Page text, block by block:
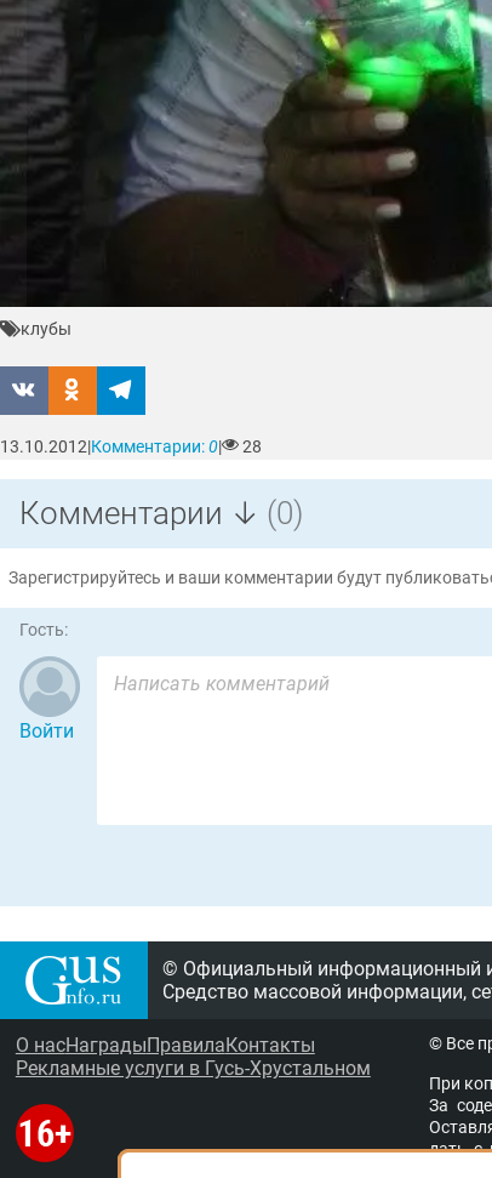
клубы
13.10.2012|Комментарии:0| 28
Комментарии ↓ (0)
Зарегистрируйтесь и ваши комментарии будут
Гость:
Войти
© Официальный информационный
Средство массовой информации,
О насНаграды Правила Контакты
Рекламные услуги в Гусь-Хрустальном
© Все
При
За
дать с